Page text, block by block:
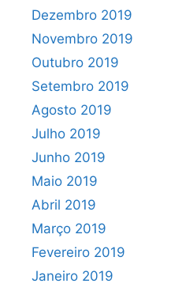
Dezembro 2019
Novembro 2019
Outubro 2019
Setembro 2019
Agosto 2019
Julho 2019
Junho 2019
Maio 2019
Abril 2019
Março 2019
Fevereiro 2019
Janeiro 2019